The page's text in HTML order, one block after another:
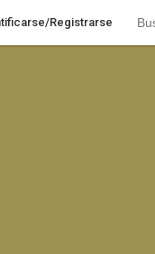
Registrarse